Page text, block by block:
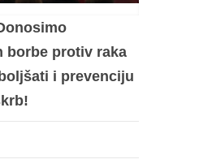
borbe protiv raka
i prevenciju